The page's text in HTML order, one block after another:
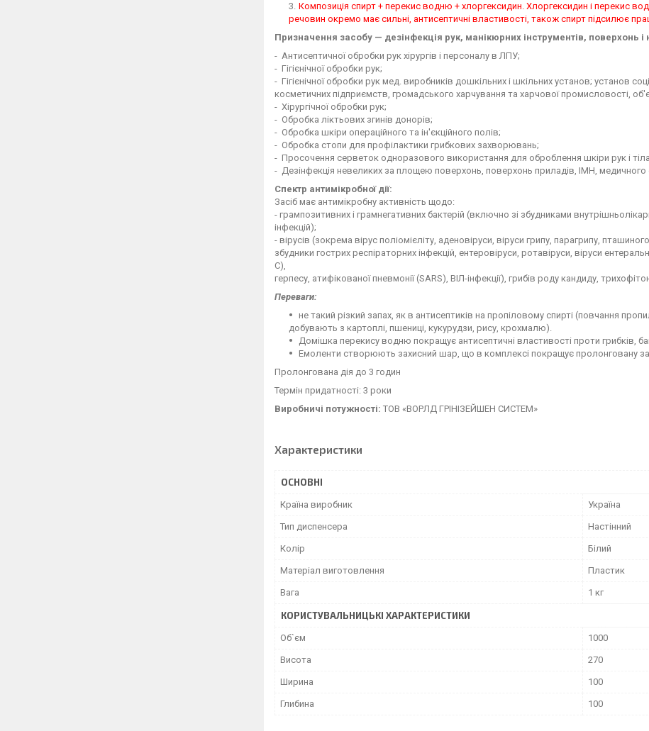
Композиція спирт + перекис водню + хлоргексидин. Хлоргексидин і перекис
речовин окремо має сильні, антисептичні властивості, також спирт підсилює
Призначення засобу — дезінфекція рук, манікюрних інструментів, поверхонь і
- Антисептичної обробки рук хірургів і персоналу в ЛПУ;
- Гігієнічної обробки рук;
- Гігієнічної обробки рук мед. виробників дошкільних і шкільних установ; установ
косметичних підприємств, громадського харчування та харчової промисловості,
- Хірургічної обробки рук;
- Обробка ліктьових згинів донорів;
- Обробка шкіри операційного та ін'єкційного полів;
- Обробка стопи для профілактики грибкових захворювань;
- Просочення серветок одноразового використання для оброблення шкіри рук і
- Дезінфекція невеликих за площею поверхонь, поверхонь приладів, ІМН, медичного
Спектр антимікробної дії:
Засіб має антимікробну активність щодо:
- грампозитивних і грамнегативних бактерій (включно зі збудниками
інфекцій);
- вірусів (зокрема вірус поліомієліту, аденовіруси, віруси грипу, парагрипу,
збудники гострих респіраторних інфекцій, ентеровіруси, ротавіруси, віруси
С),
герпесу, атифікованої пневмонії (SARS), ВІЛ-інфекції), грибів роду кандиду,
Переваги:
не такий різкий запах, як в антисептиків на пропіловому спирті (повчання
добувають з картоплі, пшениці, кукурудзи, рису, крохмалю).
Домішка перекису водню покращує антисептичні властивості проти грибків,
Емоленти створюють захисний шар, що в комплексі покращує пролонговану
Пролонгована дія до 3 годин
Термін придатності: 3 роки
Виробничі потужності: ТОВ «ВОРЛД ГРІНІЗЕЙШЕН СИСТЕМ»
Характеристики
ОСНОВНІ
Країна виробник Україна
Тип диспенсера Настінний
Колір Білий
Матеріал виготовлення Пластик
Вага 1 кг
КОРИСТУВАЛЬНИЦЬКІ ХАРАКТЕРИСТИКИ
Об`єм 1000
Висота 270
Ширина 100
Глибина 100